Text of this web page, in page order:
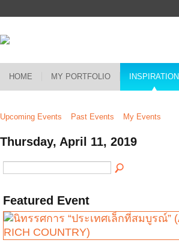
HOME MY PORTFOLIO INSPIRATION
Upcoming Events Past Events My Events
Thursday, April 11, 2019
Featured Event